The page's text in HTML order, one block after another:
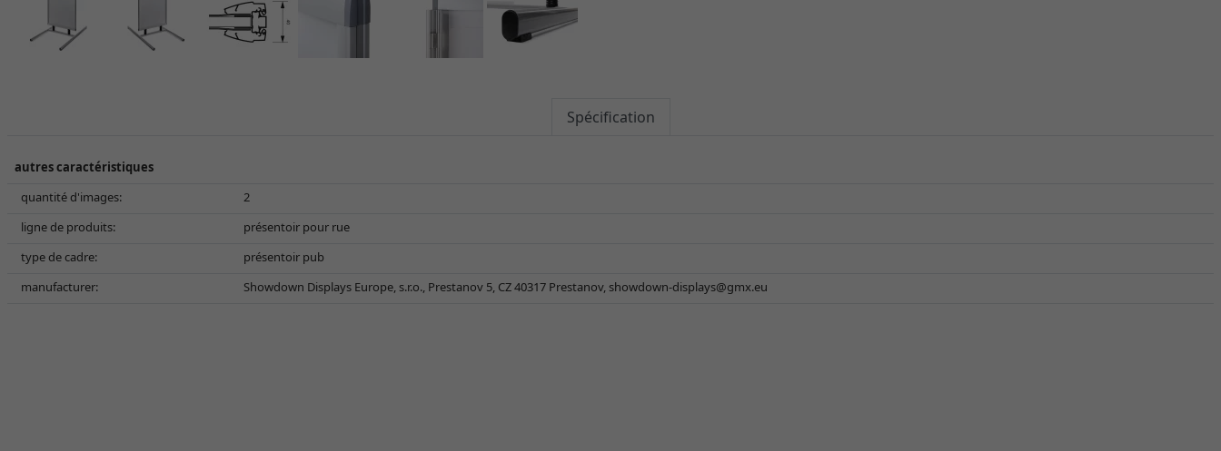
Spécification
autres caractéristiques
quantité d'images:
2
ligne de produits:
présentoir pour rue
type de cadre:
présentoir pub
manufacturer:
Showdown Displays Europe, s.r.o., Prestanov 5, CZ 40317 Prestanov,showdown-displays@gmx.eu